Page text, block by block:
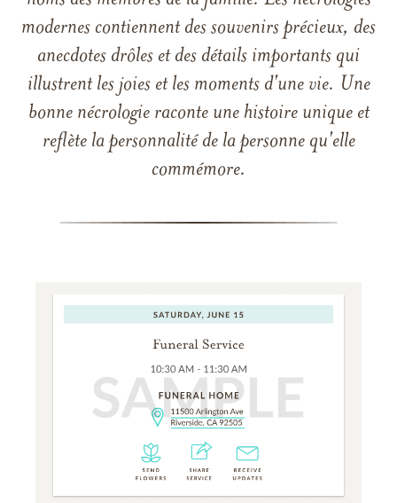
modernes contiennent des souvenirs précieux, des
anecdotes drôles et des détails importants qui
illustrent les joies et les moments d'une vie. Une
bonne nécrologie raconte une histoire unique et
reflète la personnalité de la personne qu'elle
commémore.